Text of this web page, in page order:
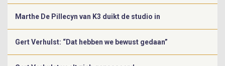
Marthe De Pillecyn van K3 duikt de studio in
Gert Verhulst: “Dat hebben we bewust gedaan”